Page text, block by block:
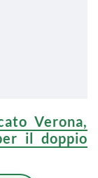
Verona,
il doppio